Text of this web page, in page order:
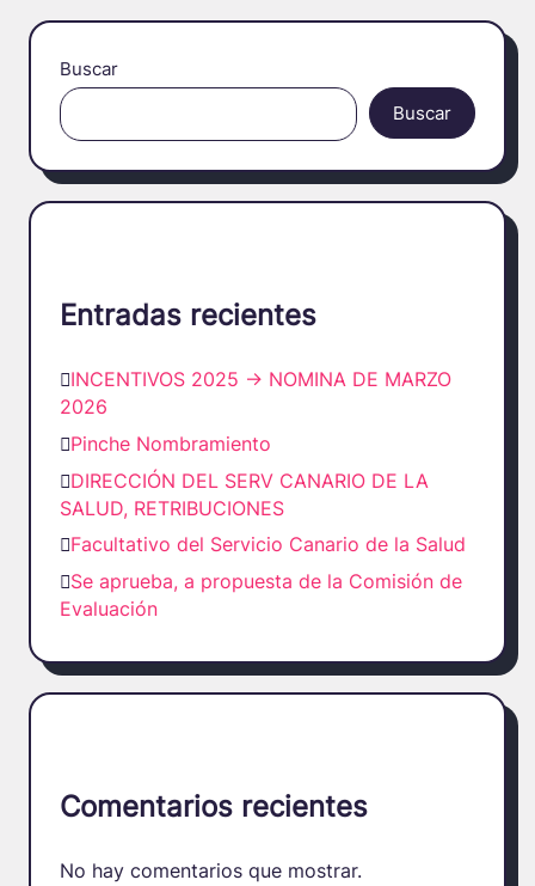
Buscar
Buscar
Entradas recientes
INCENTIVOS 2025 -> NOMINA DE MARZO
2026
Pinche Nombramiento
DIRECCIÓN DEL SERV CANARIO DE LA
SALUD, RETRIBUCIONES
Facultativo del Servicio Canario de la Salud
Se aprueba, a propuesta de la Comisión de
Evaluación
Comentarios recientes
No hay comentarios que mostrar.